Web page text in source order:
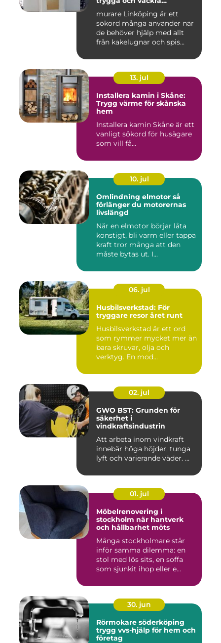
murare Linköping är ett
sökord många använder när
de behöver hjälp med allt
från kakelugnar och spis...
13. jul
Installera kamin i Skåne:
Trygg värme för skånska
hem
Installera kamin Skåne är ett
vanligt sökord för husägare
som vill få...
10. jul
Omlindning elmotor så
förlänger du motorernas
livslängd
När en elmotor börjar låta
konstigt, bli varm eller tappa
kraft tror många att den
måste bytas ut. I...
06. jul
Husbilsverkstad: För
tryggare resor året runt
Husbilsverkstad är ett ord
som rymmer mycket mer än
bara skruvar, olja och
verktyg. En mod...
02. jul
GWO BST: Grunden för
säkerhet i
vindkraftsindustrin
Att arbeta inom vindkraft
innebär höga höjder, tunga
lyft och varierande väder. ...
01. jul
Möbelrenovering i
stockholm när hantverk
och hållbarhet möts
Många stockholmare står
inför samma dilemma: en
stol med lös sits, en soffa
som sjunkit ihop eller e...
30. jun
Rörmokare söderköping
trygg vvs-hjälp för hem och
företag